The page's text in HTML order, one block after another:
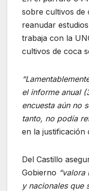
sobre cultivos de
reanudar
trabaja con la
cultivos de coca
el informe anual
encuesta aún no
tanto, no podía
en la justificación
Del Castillo
Gobierno
y nacionales que